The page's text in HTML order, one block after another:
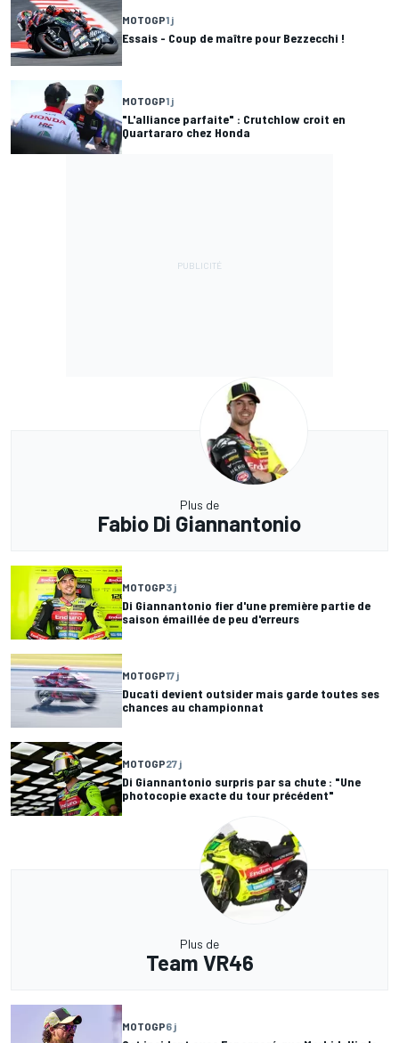
MOTOGP1 j
Essais - Coup de maître pour Bezzecchi !
MOTOGP1 j
"L'alliance parfaite" : Crutchlow croit en
Quartararo chez Honda
Plus de
Fabio Di Giannantonio
MOTOGP3 j
Di Giannantonio fier d'une première partie de
saison émaillée de peu d'erreurs
MOTOGP17 j
Ducati devient outsider mais garde toutes ses
chances au championnat
MOTOGP27 j
Di Giannantonio surpris par sa chute : "Une
photocopie exacte du tour précédent"
Plus de
Team VR46
MOTOGP6 j